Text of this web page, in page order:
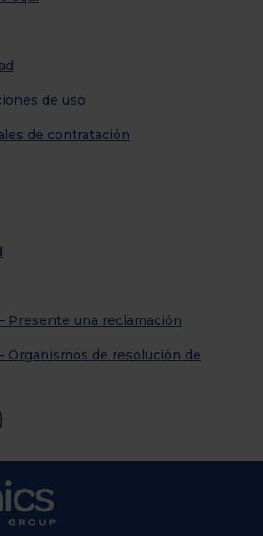
de uso
de contratación
Presente una reclamación
Organismos de resolución de